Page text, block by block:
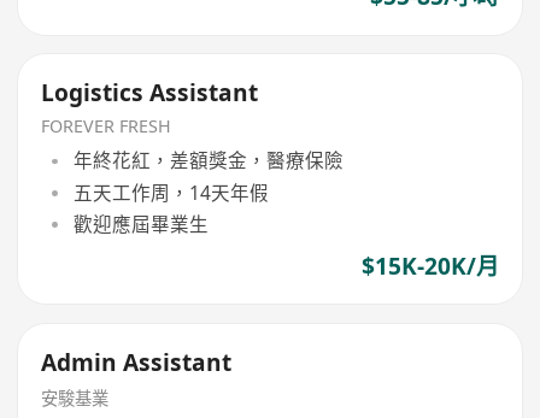
Logistics Assistant
FOREVER FRESH
年終花紅，差額獎金，醫療保險
五天工作周，14天年假
歡迎應屆畢業生
$15K-20K/月
Admin Assistant
安駿基業